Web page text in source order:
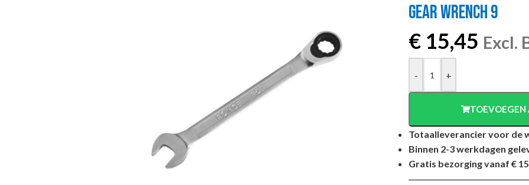
GEAR WRENCH 9
€ 15,45 Excl.
- +
Totaalleverancier voor de
Binnen 2-3 werkdagen
Gratis bezorging vanaf €